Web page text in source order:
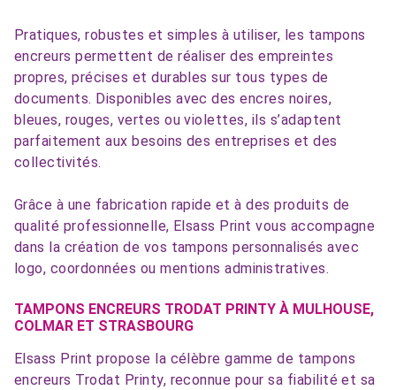
Pratiques, robustes et simples à utiliser, les tampons
encreurs permettent de réaliser des empreintes
propres, précises et durables sur tous types de
documents. Disponibles avec des encres noires,
bleues, rouges, vertes ou violettes, ils s’adaptent
parfaitement aux besoins des entreprises et des
collectivités.
Grâce à une fabrication rapide et à des produits de
qualité professionnelle, Elsass Print vous accompagne
dans la création de vos tampons personnalisés avec
logo, coordonnées ou mentions administratives.
TAMPONS ENCREURS TRODAT PRINTY À MULHOUSE,
COLMAR ET STRASBOURG
Elsass Print propose la célèbre gamme de tampons
encreurs Trodat Printy, reconnue pour sa fiabilité et sa